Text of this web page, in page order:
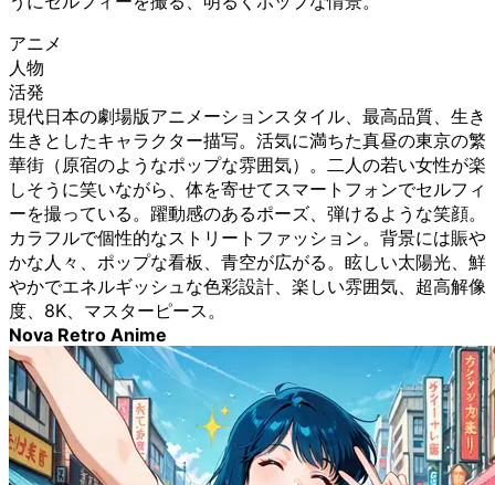
アニメ
人物
活発
現代日本の劇場版アニメーションスタイル、最高品質、生き
生きとしたキャラクター描写。活気に満ちた真昼の東京の繁
華街（原宿のようなポップな雰囲気）。二人の若い女性が楽
しそうに笑いながら、体を寄せてスマートフォンでセルフィ
ーを撮っている。躍動感のあるポーズ、弾けるような笑顔。
カラフルで個性的なストリートファッション。背景には賑や
かな人々、ポップな看板、青空が広がる。眩しい太陽光、鮮
やかでエネルギッシュな色彩設計、楽しい雰囲気、超高解像
度、8K、マスターピース。
Nova Retro Anime